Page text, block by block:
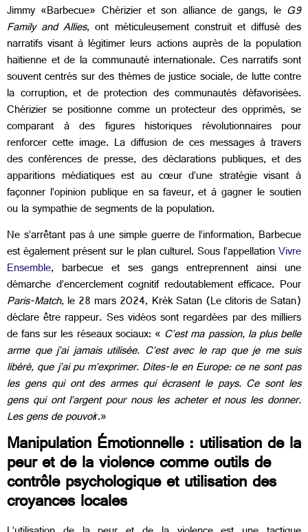
Jimmy «Barbecue» Chérizier et son alliance de gangs, le G9
Family and Allies, ont méticuleusement construit et diffusé des
narratifs visant à légitimer leurs actions auprès de la population
haïtienne et de la communauté internationale. Ces narratifs sont
souvent centrés sur des thèmes de justice sociale, de lutte contre
la corruption, et de protection des communautés défavorisées.
Chérizier se positionne comme un protecteur des opprimés, se
comparant à des figures historiques révolutionnaires pour
renforcer cette image. La diffusion de ces messages à travers
des conférences de presse, des déclarations publiques, et des
apparitions médiatiques est au cœur d’une stratégie visant à
façonner l’opinion publique en sa faveur, et à gagner le soutien
ou la sympathie de segments de la population.
Ne s’arrêtant pas à une simple guerre de l’information, Barbecue
est également présent sur le plan culturel. Sous l’appellationVivre
Ensemble, barbecue et ses gangs entreprennent ainsi une
démarche d’encerclement cognitif redoutablement efficace. Pour
Paris-Match, le 28 mars 2024, Krèk Satan (Le clitoris de Satan)
déclare être rappeur. Ses vidéos sont regardées par des milliers
de fans sur les réseaux sociaux: « C’est ma passion, la plus belle
arme que j’ai jamais utilisée. C’est avec le rap que je me suis
libéré, que j’ai pu m’exprimer. Dites-le en Europe: ce ne sont pas
les gens qui ont des armes qui écrasent le pays. Ce sont les
gens qui ont l’argent pour nous les acheter et nous les donner.
Les gens de pouvoir.»
Manipulation Émotionnelle : utilisation de la
peur et de la violence comme outils de
contrôle psychologique et utilisation des
croyances locales